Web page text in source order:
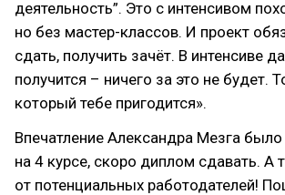
деятельность”. Это с интенсивом
но без мастер-классов. И проект
сдать, получить зачёт. В интенсиве
получится – ничего за это не будет.
который тебе пригодится».
Впечатление Александра Мезга было
на 4 курсе, скоро диплом сдавать. А
от потенциальных работодателей!